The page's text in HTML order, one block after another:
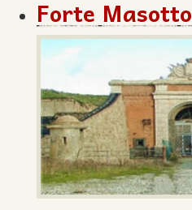
Forte Masotto